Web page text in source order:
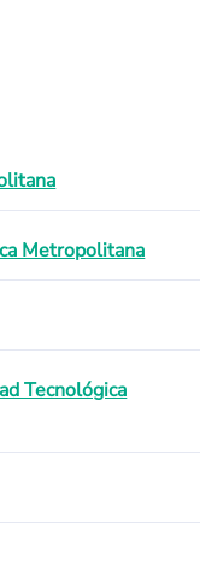
Metropolitana
Tecnológica